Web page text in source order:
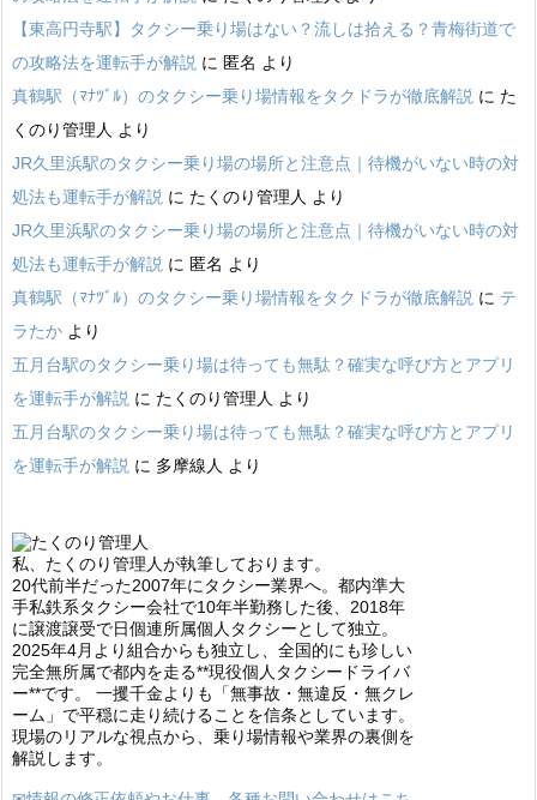
【東高円寺駅】タクシー乗り場はない？流しは拾える？青梅街道で
の攻略法を運転手が解説 に 匿名 より
真鶴駅（ﾏﾅﾂﾞﾙ）のタクシー乗り場情報をタクドラが徹底解説 に た
くのり管理人 より
JR久里浜駅のタクシー乗り場の場所と注意点｜待機がいない時の対
処法も運転手が解説 に たくのり管理人 より
JR久里浜駅のタクシー乗り場の場所と注意点｜待機がいない時の対
処法も運転手が解説 に 匿名 より
真鶴駅（ﾏﾅﾂﾞﾙ）のタクシー乗り場情報をタクドラが徹底解説 に テ
ラたか より
五月台駅のタクシー乗り場は待っても無駄？確実な呼び方とアプリ
を運転手が解説 に たくのり管理人 より
五月台駅のタクシー乗り場は待っても無駄？確実な呼び方とアプリ
を運転手が解説 に 多摩線人 より
私、たくのり管理人が執筆しております。
20代前半だった2007年にタクシー業界へ。都内準大
手私鉄系タクシー会社で10年半勤務した後、2018年
に譲渡譲受で日個連所属個人タクシーとして独立。
2025年4月より組合からも独立し、全国的にも珍しい
完全無所属で都内を走る**現役個人タクシードライバ
ー**です。 一攫千金よりも「無事故・無違反・無クレ
ーム」で平穏に走り続けることを信条としています。
現場のリアルな視点から、乗り場情報や業界の裏側を
解説します。